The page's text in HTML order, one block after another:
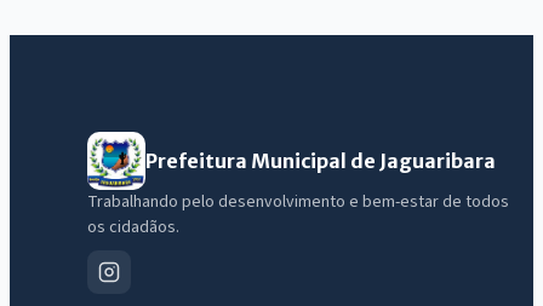
Prefeitura Municipal de Jaguaribara
Trabalhando pelo desenvolvimento e bem-estar de todos
os cidadãos.
IntGest AI
Assistente do Portal
Olá. Pergunte sobre serviços, notícias, legislação, Diário Oficial,
licitações, estrutura ou transparência do município.